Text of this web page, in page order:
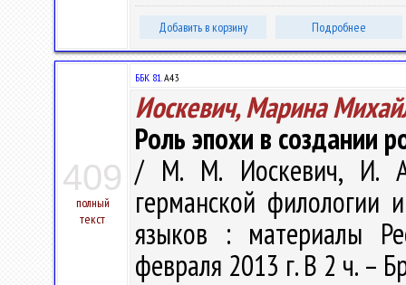
Добавить в корзину Подробнее
409
полный
текст
ББК 81.А43
Иоскевич, Марина
Роль эпохи в создании
/ М. М. Иоскевич, И.
германской филологии
языков : материалы
февраля 2013 г. В 2 ч. –